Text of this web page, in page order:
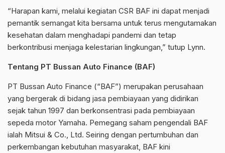
“Harapan kami, melalui kegiatan CSR BAF ini dapat menjadi
pemantik semangat kita bersama untuk terus mengutamakan
kesehatan dalam menghadapi pandemi dan tetap
berkontribusi menjaga kelestarian lingkungan,” tutup Lynn.
Tentang PT Bussan Auto Finance (BAF)
PT Bussan Auto Finance (“BAF”) merupakan perusahaan
yang bergerak di bidang jasa pembiayaan yang didirikan
sejak tahun 1997 dan berkonsentrasi pada pembiayaan
sepeda motor Yamaha. Pemegang saham pengendali BAF
ialah Mitsui & Co., Ltd. Seiring dengan pertumbuhan dan
perkembangan kebutuhan masyarakat, BAF kini